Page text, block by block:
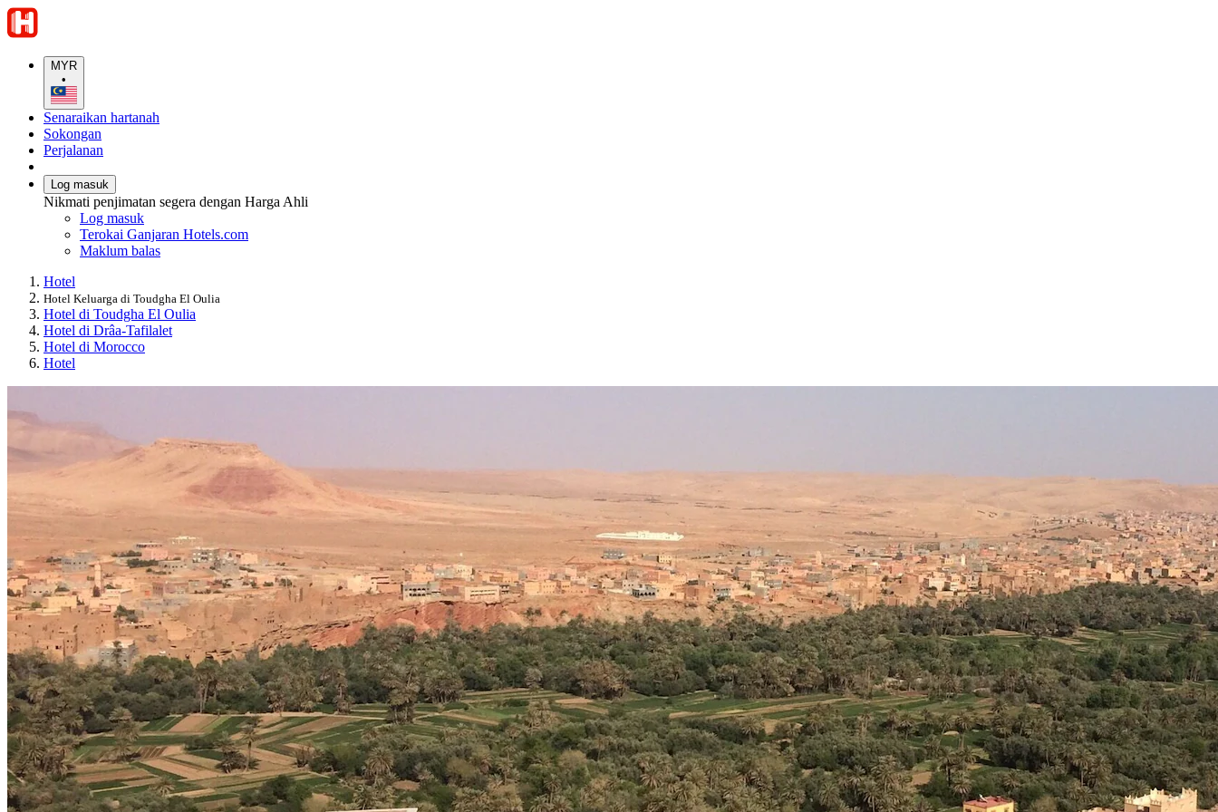
MYR
•
Senaraikan hartanah
Sokongan
Perjalanan
Log masuk
Nikmati penjimatan segera dengan Harga Ahli
Log masuk
Terokai Ganjaran Hotels.com
Maklum balas
Hotel
Hotel Keluarga di Toudgha El Oulia
Hotel di Toudgha El Oulia
Hotel di Drâa-Tafilalet
Hotel di Morocco
Hotel